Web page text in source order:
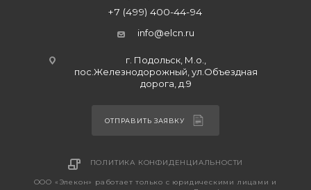
+7 (499) 400-44-94
info@elcn.ru
г. Подольск, М.о.,
пос.Железнодорожный, ул.Объездная
дорога, д.9
ОТПРАВИТЬ ЗАЯВКУ
ПОЛИТИКА КОНФИДЕНЦИАЛЬНОСТИ
ООО «Элекон» работает только с юридическими лицами и